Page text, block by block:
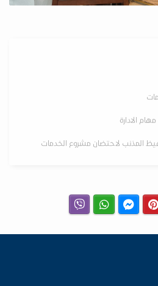
الادارة
المذنب لاحتضان مشروع الخدمات